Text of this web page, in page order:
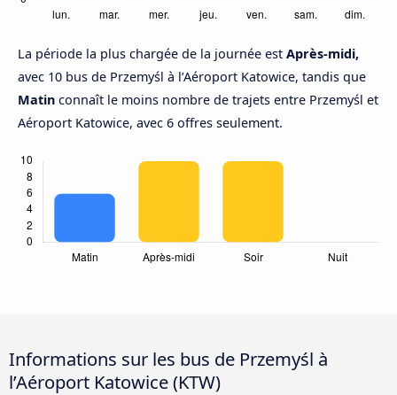
La période la plus chargée de la journée est Après-midi,
avec 10 bus de Przemyśl à l’Aéroport Katowice, tandis que
Matin connaît le moins nombre de trajets entre Przemyśl et
Aéroport Katowice, avec 6 offres seulement.
Informations sur les bus de Przemyśl à
l’Aéroport Katowice (KTW)